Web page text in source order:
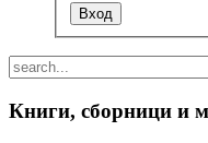
Книги, сборници и